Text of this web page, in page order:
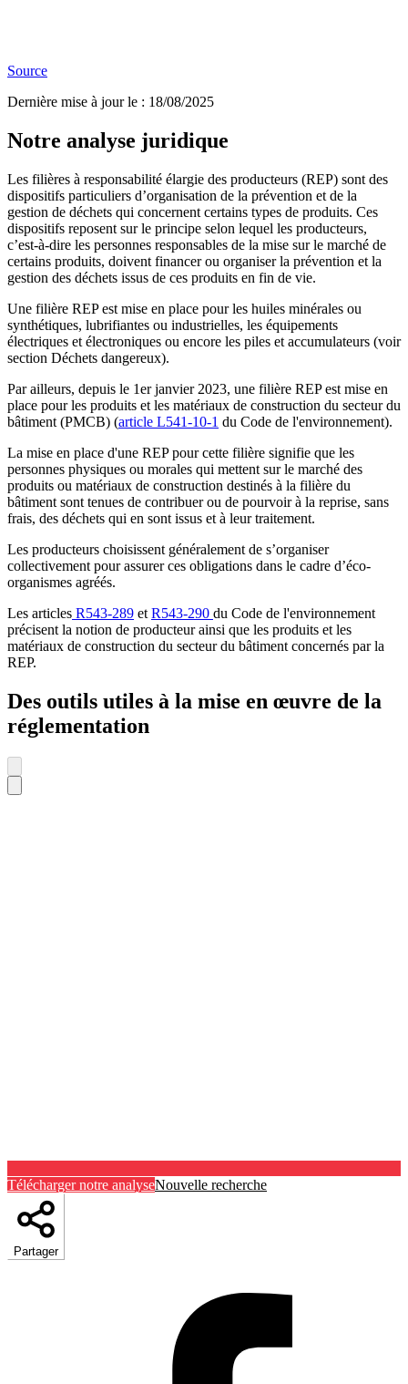
Source
Dernière mise à jour le : 18/08/2025
Notre analyse juridique
Les filières à responsabilité élargie des producteurs (REP) sont des
dispositifs particuliers d’organisation de la prévention et de la
gestion de déchets qui concernent certains types de produits. Ces
dispositifs reposent sur le principe selon lequel les producteurs,
c’est-à-dire les personnes responsables de la mise sur le marché de
certains produits, doivent financer ou organiser la prévention et la
gestion des déchets issus de ces produits en fin de vie.
Une filière REP est mise en place pour les huiles minérales ou
synthétiques, lubrifiantes ou industrielles, les équipements
électriques et électroniques ou encore les piles et accumulateurs (voir
section Déchets dangereux).
Par ailleurs, depuis le 1er janvier 2023, une filière REP est mise en
place pour les produits et les matériaux de construction du secteur du
bâtiment (PMCB) (article L541-10-1 du Code de l'environnement).
La mise en place d'une REP pour cette filière signifie que les
personnes physiques ou morales qui mettent sur le marché des
produits ou matériaux de construction destinés à la filière du
bâtiment sont tenues de contribuer ou de pourvoir à la reprise, sans
frais, des déchets qui en sont issus et à leur traitement.
Les producteurs choisissent généralement de s’organiser
collectivement pour assurer ces obligations dans le cadre d’éco-
organismes agréés.
Les articles R543-289 et R543-290 du Code de l'environnement
précisent la notion de producteur ainsi que les produits et les
matériaux de construction du secteur du bâtiment concernés par la
REP.
Des outils utiles à la mise en œuvre de la
réglementation
Télécharger notre analyseNouvelle recherche
Partager